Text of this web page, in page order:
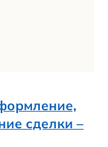
сделки –